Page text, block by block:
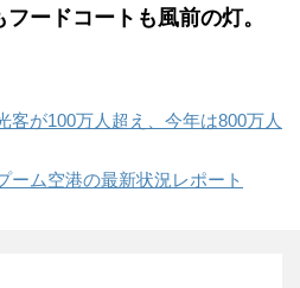
ードコートも風前の灯。
客が100万人超え、今年は800万人
ーム空港の最新状況レポート